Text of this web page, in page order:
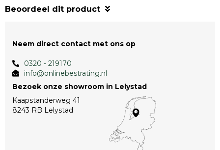
Beoordeel dit product
Neem direct contact met ons op
0320 - 219170
info@onlinebestrating.nl
Bezoek onze showroom in Lelystad
Kaapstanderweg 41
8243 RB Lelystad